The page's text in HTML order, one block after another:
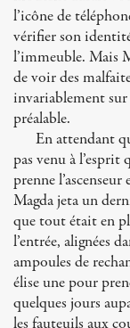
l’icône de
vérifier son
l’immeuble. Mais
de voir des
invariablement
préalable.
En attendant
pas venu à l’esprit
prenne
Magda jeta un
que tout était en
l’entrée, alignées
ampoules de
élise une pour
quelques jours